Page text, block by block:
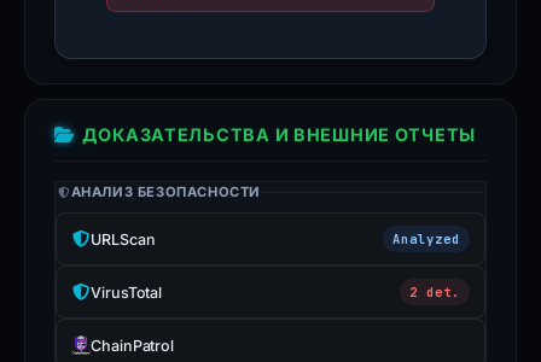
ДОКАЗАТЕЛЬСТВА И ВНЕШНИЕ ОТЧЕТЫ
АНАЛИЗ БЕЗОПАСНОСТИ
URLScan Analyzed
VirusTotal 2 det.
ChainPatrol